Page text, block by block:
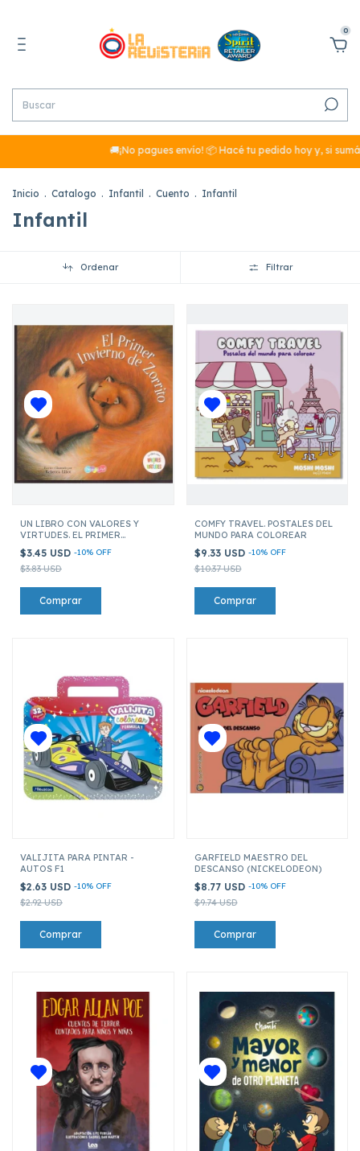
0
🚚¡No pagues envío! 📦 Hacé tu pedido hoy y, si sumás más
Inicio . Catalogo . Infantil . Cuento . Infantil
Infantil
Ordenar Filtrar
UN LIBRO CON VALORES Y
VIRTUDES. EL PRIMER
$3.45 USD -10% OFF
$3.83 USD
COMFY TRAVEL. POSTALES DEL
MUNDO PARA COLOREAR
$9.33 USD -10% OFF
$10.37 USD
VALIJITA PARA PINTAR -
AUTOS F1
$2.63 USD -10% OFF
$2.92 USD
GARFIELD MAESTRO DEL
DESCANSO (NICKELODEON)
$8.77 USD -10% OFF
$9.74 USD